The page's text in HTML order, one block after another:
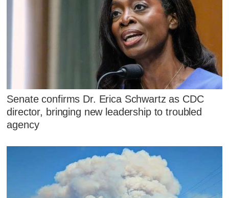
Senate confirms Dr. Erica Schwartz as CDC
director, bringing new leadership to troubled
agency